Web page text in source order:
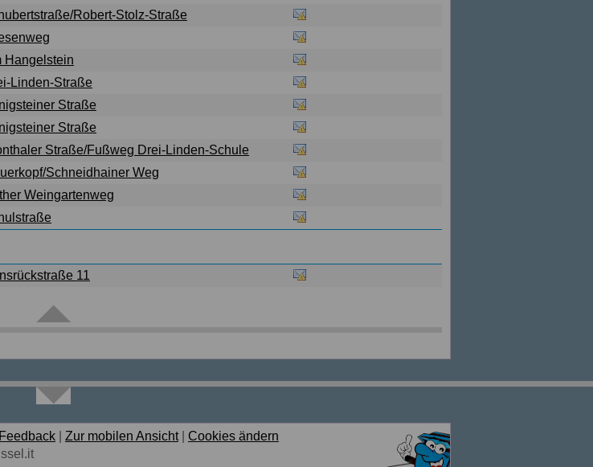
Robert-Stolz-Straße
Hangelstein
Linden-Straße
Straße
Straße
Straße/Fußweg Drei-Linden-Schule
Schneidhainer Weg
Weingartenweg
11
Feedback Zur mobilen Ansicht| Cookies ändern